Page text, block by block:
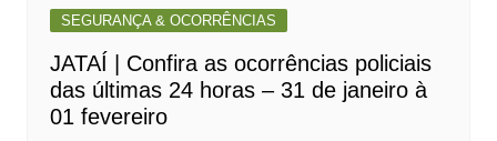
SEGURANÇA & OCORRÊNCIAS
JATAÍ | Confira as ocorrências policiais
das últimas 24 horas – 31 de janeiro à
01 fevereiro